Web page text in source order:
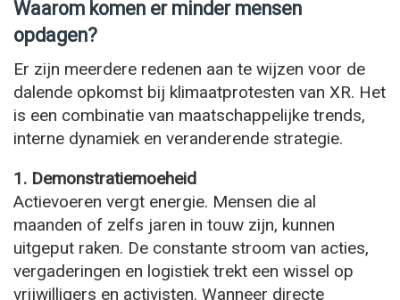
Waarom komen er minder mensen
opdagen?
Er zijn meerdere redenen aan te wijzen voor de
dalende opkomst bij klimaatprotesten van XR. Het
is een combinatie van maatschappelijke trends,
interne dynamiek en veranderende strategie.
1. Demonstratiemoeheid
Actievoeren vergt energie. Mensen die al
maanden of zelfs jaren in touw zijn, kunnen
uitgeput raken. De constante stroom van acties,
vergaderingen en logistiek trekt een wissel op
vrijwilligers en activisten. Wanneer directe